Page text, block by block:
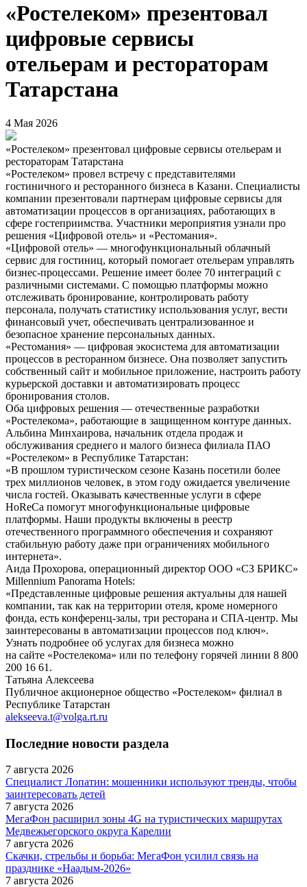
«Ростелеком» презентовал
цифровые сервисы
отельерам и рестораторам
Татарстана
4 Мая 2026
«Ростелеком» презентовал цифровые сервисы отельерам и
рестораторам Татарстана
«Ростелеком» провел встречу с представителями
гостиничного и ресторанного бизнеса в Казани. Специалисты
компании презентовали партнерам цифровые сервисы для
автоматизации процессов в организациях, работающих в
сфере гостеприимства. Участники мероприятия узнали про
решения «Цифровой отель» и «Рестомания».
«Цифровой отель» — многофункциональный облачный
сервис для гостиниц, который помогает отельерам управлять
бизнес-процессами. Решение имеет более 70 интеграций с
различными системами. С помощью платформы можно
отслеживать бронирование, контролировать работу
персонала, получать статистику использования услуг, вести
финансовый учет, обеспечивать централизованное и
безопасное хранение персональных данных.
«Рестомания» — цифровая экосистема для автоматизации
процессов в ресторанном бизнесе. Она позволяет запустить
собственный сайт и мобильное приложение, настроить работу
курьерской доставки и автоматизировать процесс
бронирования столов.
Оба цифровых решения — отечественные разработки
«Ростелекома», работающие в защищенном контуре данных.
Альбина Минхаирова, начальник отдела продаж и
обслуживания среднего и малого бизнеса филиала ПАО
«Ростелеком» в Республике Татарстан:
«В прошлом туристическом сезоне Казань посетили более
трех миллионов человек, в этом году ожидается увеличение
числа гостей. Оказывать качественные услуги в сфере
HoReCa помогут многофункциональные цифровые
платформы. Наши продукты включены в реестр
отечественного программного обеспечения и сохраняют
стабильную работу даже при ограничениях мобильного
интернета».
Аида Прохорова, операционный директор ООО «СЗ БРИКС»
Millennium Panoramа Hotels:
«Представленные цифровые решения актуальны для нашей
компании, так как на территории отеля, кроме номерного
фонда, есть конференц-залы, три ресторана и СПА-центр. Мы
заинтересованы в автоматизации процессов под ключ».
Узнать подробнее об услугах для бизнеса можно
на сайте «Ростелекома» или по телефону горячей линии 8 800
200 16 61.
Татьяна Алексеева
Публичное акционерное общество «Ростелеком» филиал в
Республике Татарстан
alekseeva.t@volga.rt.ru
Последние новости раздела
7 августа 2026
Специалист Лопатин: мошенники используют тренды, чтобы
заинтересовать детей
7 августа 2026
МегаФон расширил зоны 4G на туристических маршрутах
Медвежьегорского округа Карелии
7 августа 2026
Скачки, стрельбы и борьба: МегаФон усилил связь на
празднике «Наадым-2026»
7 августа 2026